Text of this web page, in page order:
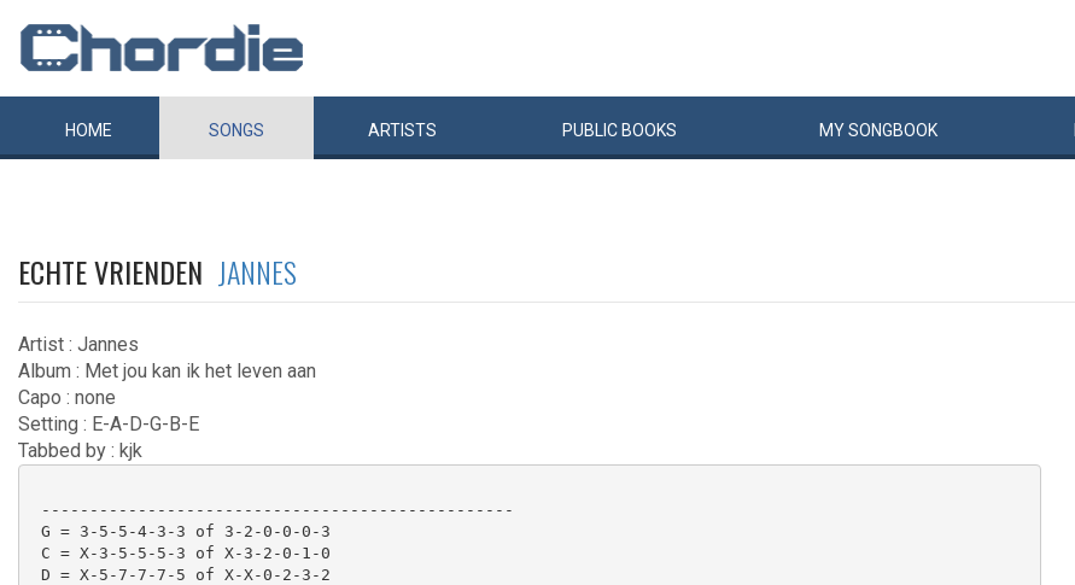
HOME SONGS ARTISTS PUBLIC BOOKS MYSONGBOOK
ECHTE VRIENDEN JANNES
Artist : Jannes
Album : Met jou kan ik het leven aan
Capo : none
Setting : E-A-D-G-B-E
Tabbed by : kjk
-------------------------------------------------
G = 3-5-5-4-3-3 of 3-2-0-0-0-3
C = X-3-5-5-5-3 of X-3-2-0-1-0
D = X-5-7-7-7-5 of X-X-0-2-3-2